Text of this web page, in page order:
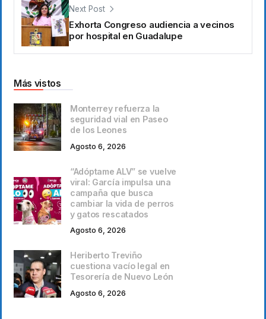
Next Post
Exhorta Congreso audiencia a vecinos
por hospital en Guadalupe
Más vistos
Monterrey refuerza la
seguridad vial en Paseo
de los Leones
Agosto 6, 2026
“Adóptame ALV” se vuelve
viral: García impulsa una
campaña que busca
cambiar la vida de perros
y gatos rescatados
Agosto 6, 2026
Heriberto Treviño
cuestiona vacío legal en
Tesorería de Nuevo León
Agosto 6, 2026